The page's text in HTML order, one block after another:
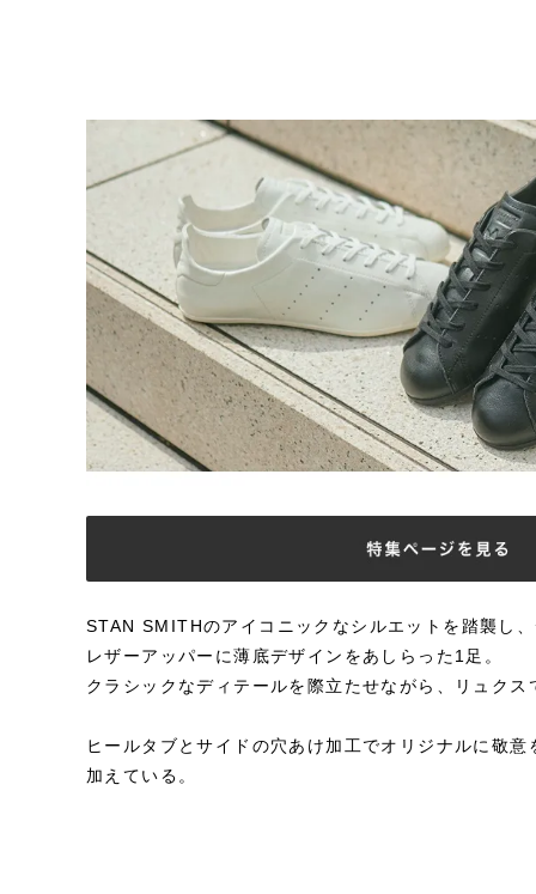
STAN SMITHのアイコニックなシルエットを踏襲し
レザーアッパーに薄底デザインをあしらった1足。
クラシックなディテールを際立たせながら、リュク
ヒールタブとサイドの穴あけ加工でオリジナルに敬
加えている。